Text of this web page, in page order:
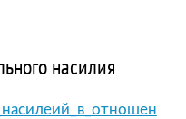
насилия